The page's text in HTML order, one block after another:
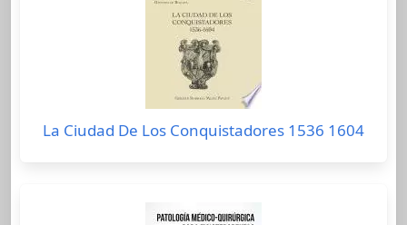
La Ciudad De Los Conquistadores 1536 1604